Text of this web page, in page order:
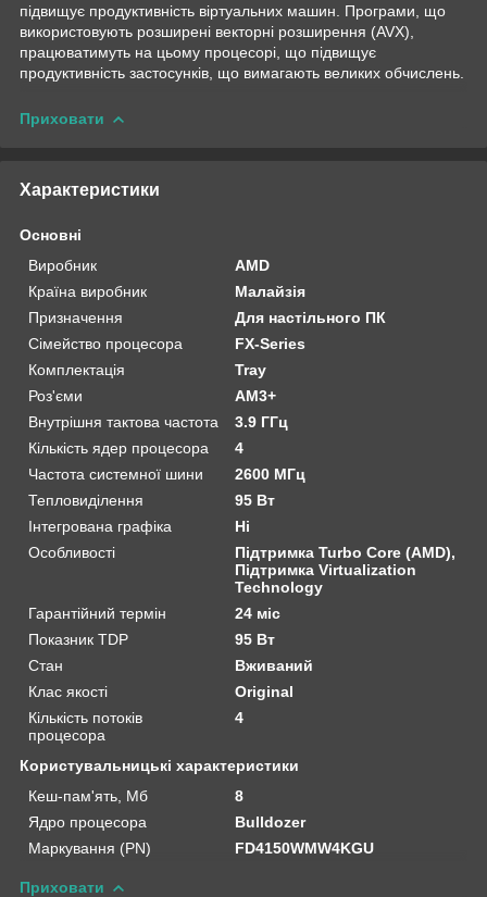
підвищує продуктивність віртуальних машин. Програми, що
використовують розширені векторні розширення (AVX),
працюватимуть на цьому процесорі, що підвищує
продуктивність застосунків, що вимагають великих обчислень.
Приховати
Характеристики
Основні
Виробник
AMD
Країна виробник
Малайзія
Призначення
Для настільного ПК
Сімейство процесора
FX-Series
Комплектація
Tray
Роз'єми
AM3+
Внутрішня тактова частота
3.9 ГГц
Кількість ядер процесора
4
Частота системної шини
2600 МГц
Тепловиділення
95 Вт
Інтегрована графіка
Ні
Особливості
Підтримка Turbo Core (AMD),
Підтримка Virtualization
Technology
Гарантійний термін
24 міс
Показник TDP
95 Вт
Стан
Вживаний
Клас якості
Original
Кількість потоків
процесора
4
Користувальницькі характеристики
Кеш-пам'ять, Мб
8
Ядро процесора
Bulldozer
Маркування (PN)
FD4150WMW4KGU
Приховати